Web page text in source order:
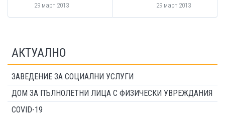
29 март 2013 29 март 2013
АКТУАЛНО
ЗАВЕДЕНИЕ ЗА СОЦИАЛНИ УСЛУГИ
ДОМ ЗА ПЪЛНОЛЕТНИ ЛИЦА С ФИЗИЧЕСКИ УВРЕЖДАНИЯ
COVID-19